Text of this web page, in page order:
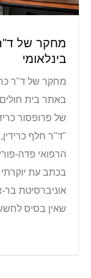
מחקר של
בינלאומי
מחקר של ד"ר
באתר בית
של פרופסור
"ד"ר חלף
הרפואי פדה-
בכתב עת
אוניברסיטת בר-
שאין בסיס